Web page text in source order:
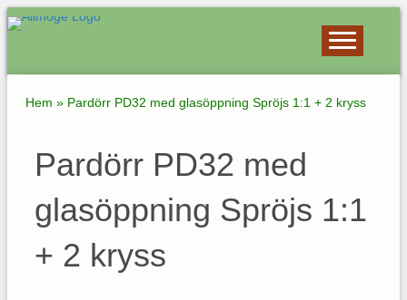
Hem » Pardörr PD32 med glasöppning Spröjs 1:1 + 2 kryss
Pardörr PD32 med
glasöppning Spröjs 1:1
+ 2 kryss